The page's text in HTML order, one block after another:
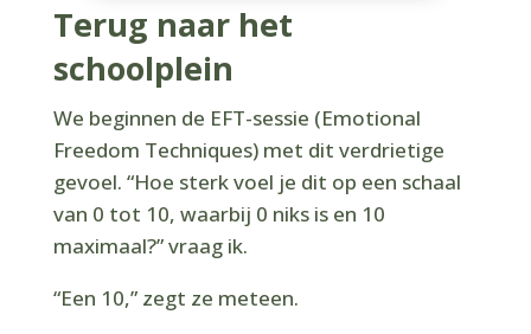
Terug naar het
schoolplein
We beginnen de EFT-sessie (Emotional
Freedom Techniques) met dit verdrietige
gevoel. “Hoe sterk voel je dit op een schaal
van 0 tot 10, waarbij 0 niks is en 10
maximaal?” vraag ik.
“Een 10,” zegt ze meteen.